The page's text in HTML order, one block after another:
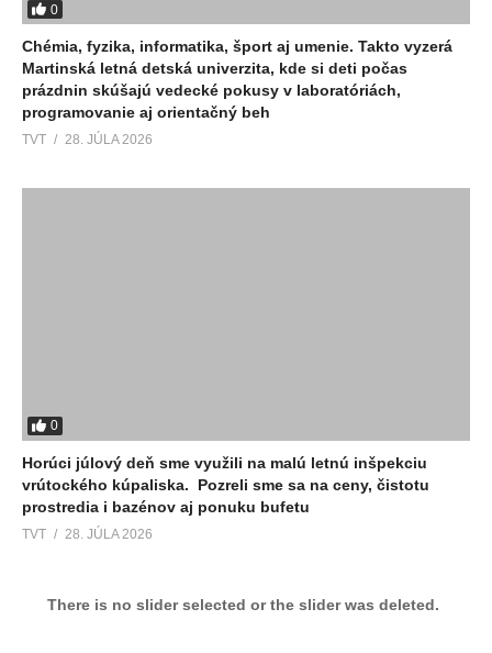
0
Chémia, fyzika, informatika, šport aj umenie. Takto vyzerá
Martinská letná detská univerzita, kde si deti počas
prázdnin skúšajú vedecké pokusy v laboratóriách,
programovanie aj orientačný beh
TVT 28. JÚLA 2026
0
Horúci júlový deň sme využili na malú letnú inšpekciu
vrútockého kúpaliska. Pozreli sme sa na ceny, čistotu
prostredia i bazénov aj ponuku bufetu
TVT 28. JÚLA 2026
There is no slider selected or the slider was deleted.